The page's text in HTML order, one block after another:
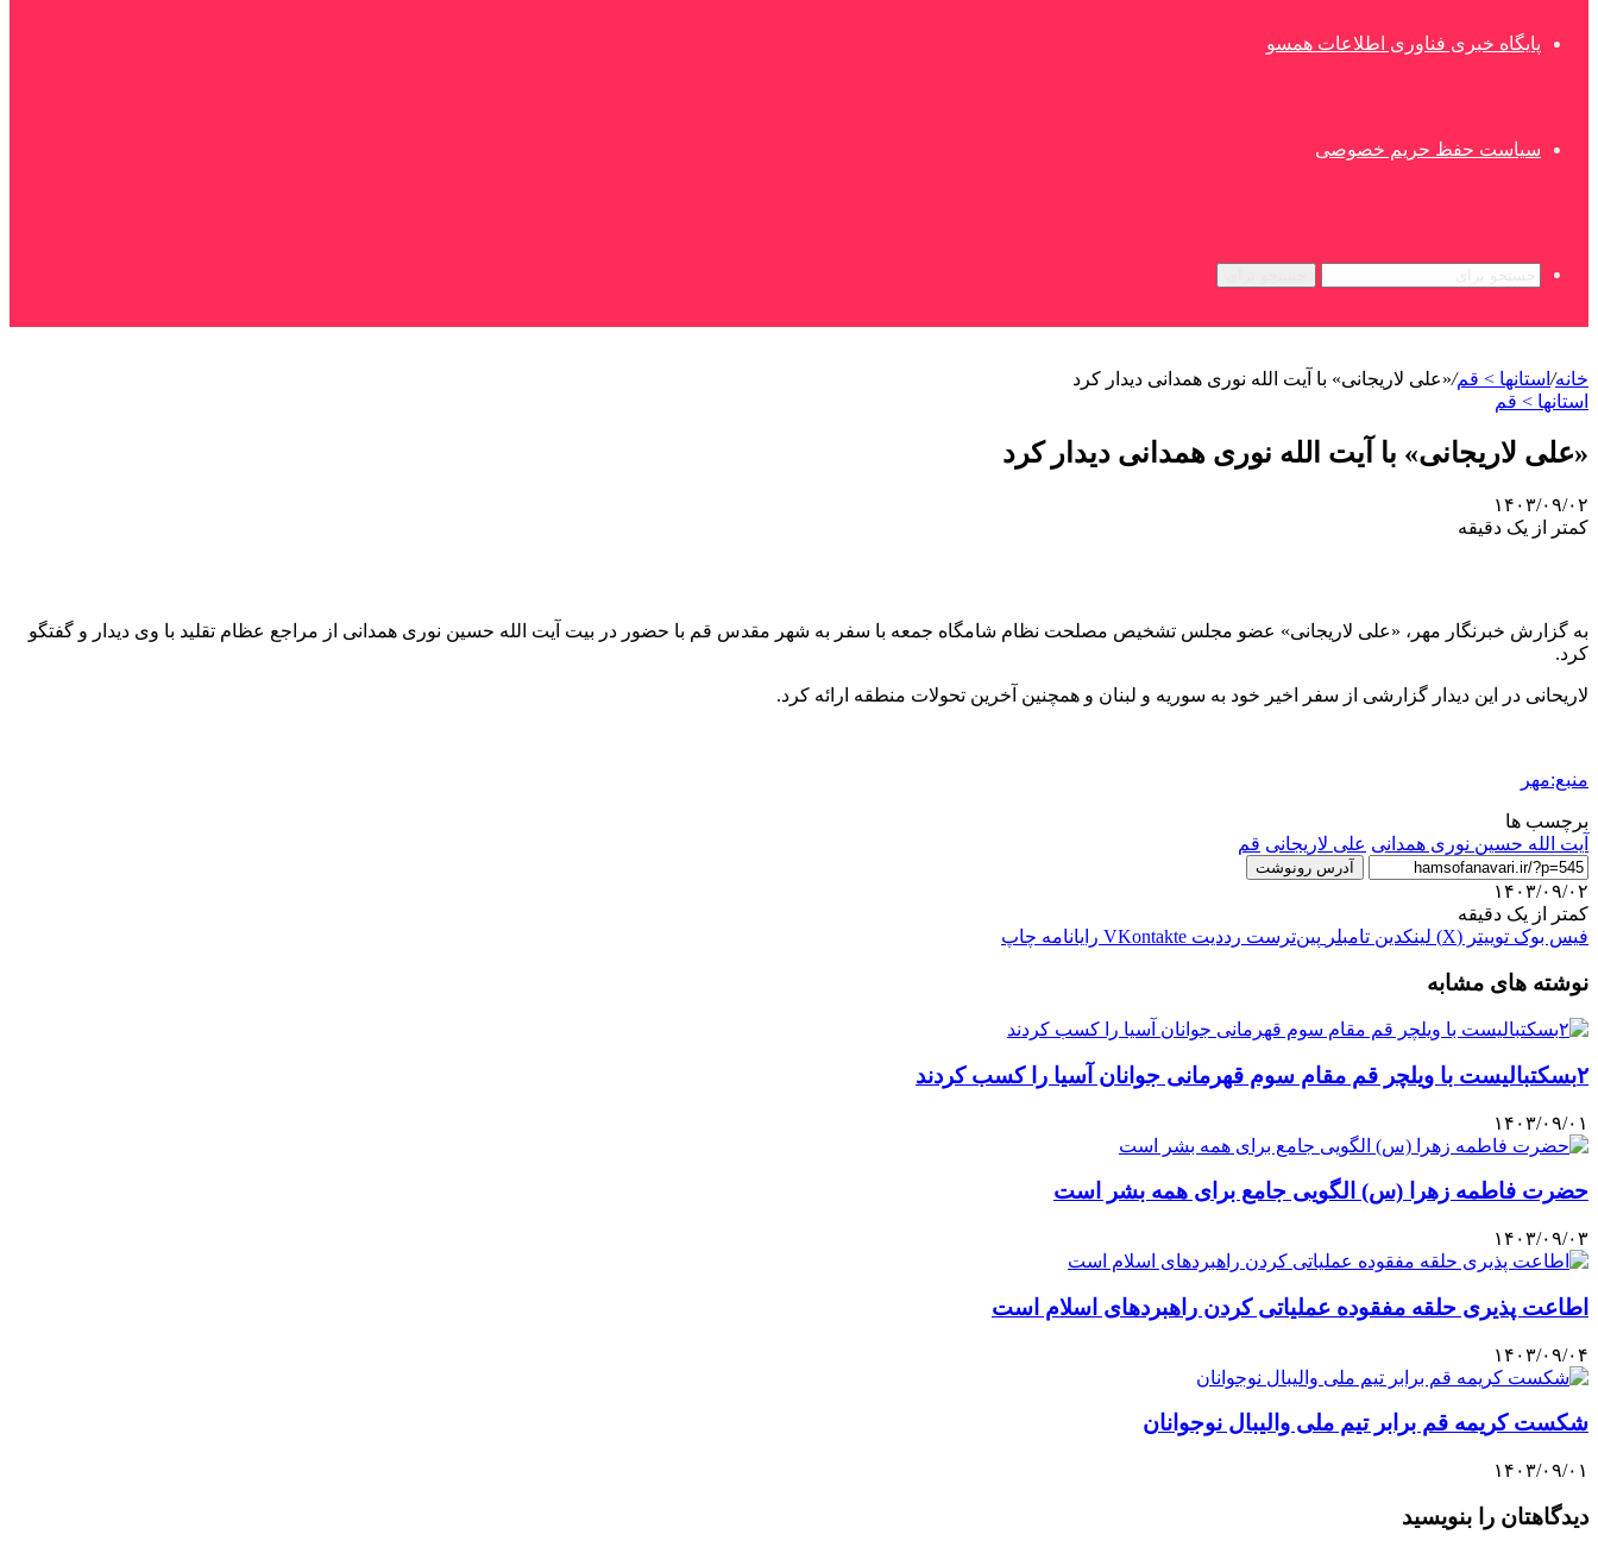
پایگاه خبری فناوری اطلاعات همسو
سیاست حفظ حریم خصوصی
خانه/ استانها > قم/«علی لاریجانی» با آیت الله نوری همدانی دیدار کرد
استانها > قم
«علی لاریجانی» با آیت الله نوری همدانی دیدار کرد
۱۴۰۳/۰۹/۰۲
کمتر از یک دقیقه
به گزارش خبرنگار مهر، «علی لاریجانی» عضو مجلس تشخیص مصلحت نظام شامگاه جمعه با سفر به شهر مقدس قم با حضور در بیت آیت الله حسین نوری همدانی از مراجع عظام تقلید با وی دیدار و گفتگو
کرد.
لاریحانی در این دیدار گزارشی از سفر اخیر خود به سوریه و لبنان و همچنین آخرین تحولات منطقه ارائه کرد.
منبع:مهر
برچسب ها
آیت الله حسین نوری همدانی علی لاریجانی قم
آدرس رونوشت
۱۴۰۳/۰۹/۰۲
کمتر از یک دقیقه
فیس بوک توییتر (X) لینکدین ‫تامبلر ‫پین‌ترست ‫رددیت ‫VKontakte رایانامه چاپ
نوشته های مشابه
۲بسکتبالیست با ویلچر قم مقام سوم قهرمانی جوانان آسیا را کسب کردند
۱۴۰۳/۰۹/۰۱
حضرت فاطمه زهرا (س) الگویی جامع برای همه بشر است
۱۴۰۳/۰۹/۰۳
اطاعت پذیری حلقه مفقوده عملیاتی کردن راهبردهای اسلام است
۱۴۰۳/۰۹/۰۴
شکست کریمه قم برابر تیم ملی والیبال نوجوانان
۱۴۰۳/۰۹/۰۱
دیدگاهتان را بنویسید